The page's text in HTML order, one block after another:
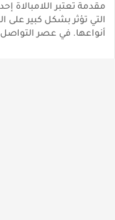
مقدمة تعتبر اللامبالاة
التي تؤثر بشكل كبير على
أنواعها. في عصر التواصل